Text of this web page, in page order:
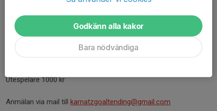
Torsdag 11/6 18.00-18.50
Man betalar för hela perioden på 6 veckor.
Utespelare 1000 kr
Anmälan via mail till karnatzgoaltending@gmail.com
Godkänn alla kakor
Bara nödvändiga